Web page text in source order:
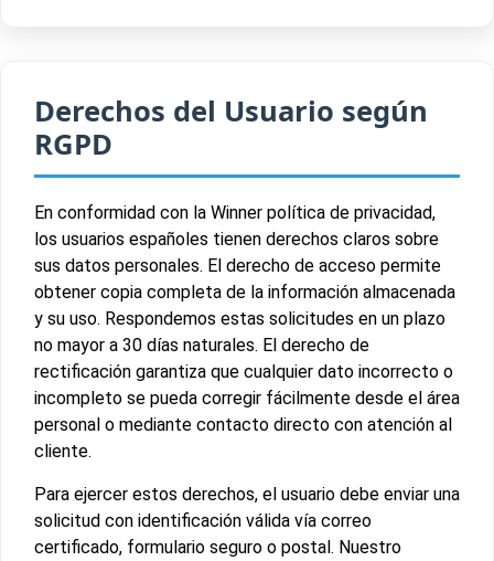
Derechos del Usuario según
RGPD
En conformidad con la Winner política de privacidad,
los usuarios españoles tienen derechos claros sobre
sus datos personales. El derecho de acceso permite
obtener copia completa de la información almacenada
y su uso. Respondemos estas solicitudes en un plazo
no mayor a 30 días naturales. El derecho de
rectificación garantiza que cualquier dato incorrecto o
incompleto se pueda corregir fácilmente desde el área
personal o mediante contacto directo con atención al
cliente.
Para ejercer estos derechos, el usuario debe enviar una
solicitud con identificación válida vía correo
certificado, formulario seguro o postal. Nuestro